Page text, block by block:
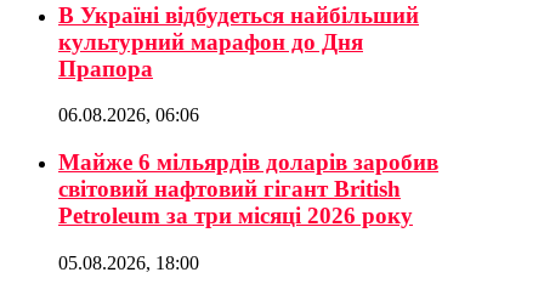
В Україні відбудеться найбільший
культурний марафон до Дня
Прапора
06.08.2026, 06:06
Майже 6 мільярдів доларів заробив
світовий нафтовий гігант British
Petroleum за три місяці 2026 року
05.08.2026, 18:00